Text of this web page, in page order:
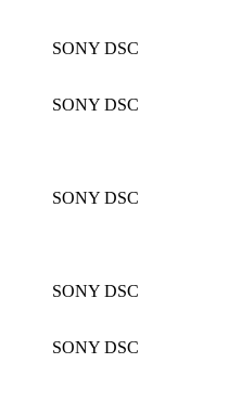
SONY DSC
SONY DSC
SONY DSC
SONY DSC
SONY DSC